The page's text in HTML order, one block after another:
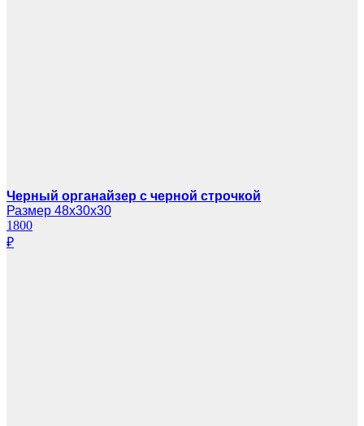
Черный органайзер с черной строчкой
Размер 48х30х30
1800
₽